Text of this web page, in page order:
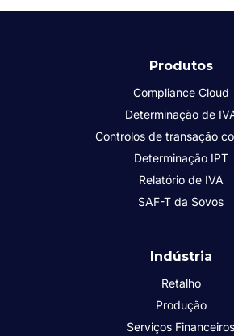
Produtos
Compliance Cloud
Determinação de
Controlos de transação
Determinação IPT
Relatório de IVA
SAF-T da Sovos
Indústria
Retalho
Produção
Serviços Financeiros